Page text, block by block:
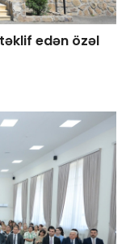
edən özəl